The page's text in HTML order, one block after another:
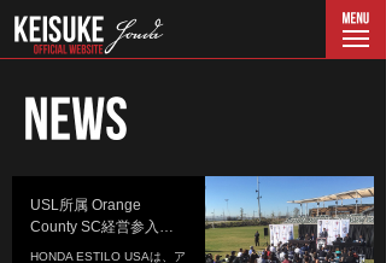
USL所属 Orange
County SC経営参入…
HONDA ESTILO USAは、ア